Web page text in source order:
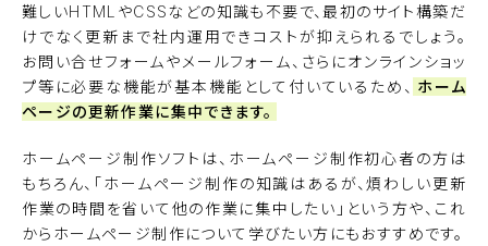
難しいHTMLやCSSなどの知識も不要で、最初のサイト構築だ
けでなく更新まで社内運用できコストが抑えられるでしょう。
お問い合せフォームやメールフォーム、さらにオンラインショッ
プ等に必要な機能が基本機能として付いているため、 ホーム
ページの更新作業に集中できます。
ホームページ制作ソフトは、ホームページ制作初心者の方は
もちろん、「ホームページ制作の知識はあるが、煩わしい更新
作業の時間を省いて他の作業に集中したい」という方や、これ
からホームページ制作について学びたい方にもおすすめです。